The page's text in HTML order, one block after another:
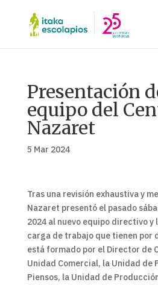
Presentación
equipo del
Nazaret
5 Mar 2024
Tras una revisión exhaustiva y
Nazaret presentó el pasado
2024 al nuevo equipo directivo y
carga de trabajo que tienen por
está formado por el Director de
Unidad Comercial, la Unidad de
Piensos, la Unidad de